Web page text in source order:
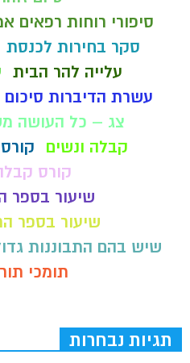
סיפורי רוחות רפאים
סקר בחירות לכנסת
עלייה להר הבית
עשרת הדיברות סיכום
צג – כל העושה
קבלה ונשים
קורס
שיעור בספר
שיעור בספר
שיש בהם התבוננות
תומכי
תגיות נבחרות